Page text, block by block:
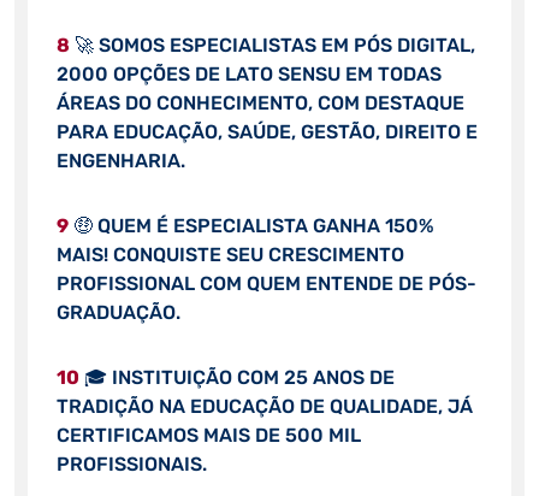
8 🚀 SOMOS ESPECIALISTAS EM PÓS DIGITAL,
2000 OPÇÕES DE LATO SENSU EM TODAS
ÁREAS DO CONHECIMENTO, COM DESTAQUE
PARA EDUCAÇÃO, SAÚDE, GESTÃO, DIREITO E
ENGENHARIA.
9🤑 QUEM É ESPECIALISTA GANHA 150%
MAIS! CONQUISTE SEU CRESCIMENTO
PROFISSIONAL COM QUEM ENTENDE DE PÓS-
GRADUAÇÃO.
10 🎓 INSTITUIÇÃO COM 25 ANOS DE
TRADIÇÃO NA EDUCAÇÃO DE QUALIDADE, JÁ
CERTIFICAMOS MAIS DE 500 MIL
PROFISSIONAIS.